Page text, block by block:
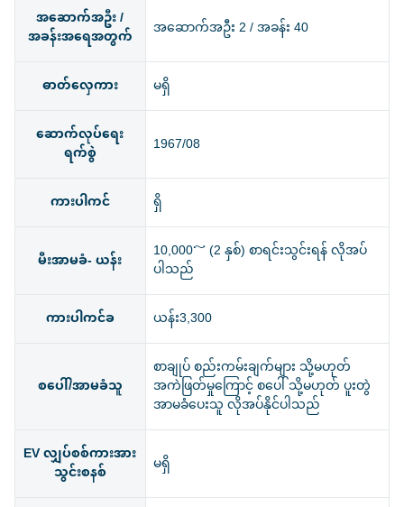
အဆောက်အဦး /
အခန်းအရေအတွက် အဆောက်အဦး 2 / အခန်း 40
ဓာတ်လှေကား
မရှိ
ဆောက်လုပ်ရေး
ရက်စွဲ 1967/08
ကားပါကင် ရှိ
မီးအာမခံ- ယန်း 10,000～ (2 နှစ်) စာရင်းသွင်းရန် လိုအပ်
ပါသည်
ကားပါကင်ခ
ယန်း3,300
စပေါ်/အာမခံသူ
စာချုပ် စည်းကမ်းချက်များ သို့မဟုတ်
အကဲဖြတ်မှုကြောင့် စပေါ် သို့မဟုတ် ပူးတွဲ
အာမခံပေးသူ လိုအပ်နိုင်ပါသည်
EV လျှပ်စစ်ကားအား
သွင်းစနစ် မရှိ